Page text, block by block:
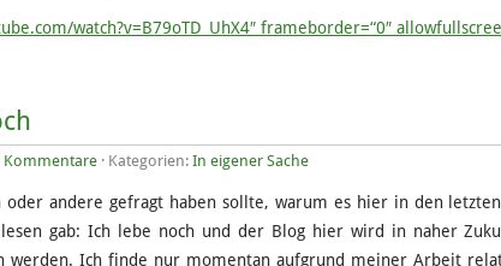
watch?v=B79oTD_UhX4″ frameborder=“0″
Kommentare · Kategorien: In eigener Sache
oder andere gefragt haben sollte, warum es hier in den
gab: Ich lebe noch und der Blog hier wird in naher
werden. Ich finde nur momentan aufgrund meiner Arbeit